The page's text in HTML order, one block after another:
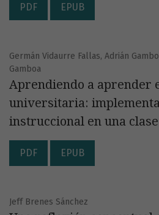
PDF EPUB
Germán Vidaurre Fallas, Adrián
Gamboa
Aprendiendo a aprender
universitaria:
instruccional en una
PDF EPUB
Jeff Brenes Sánchez